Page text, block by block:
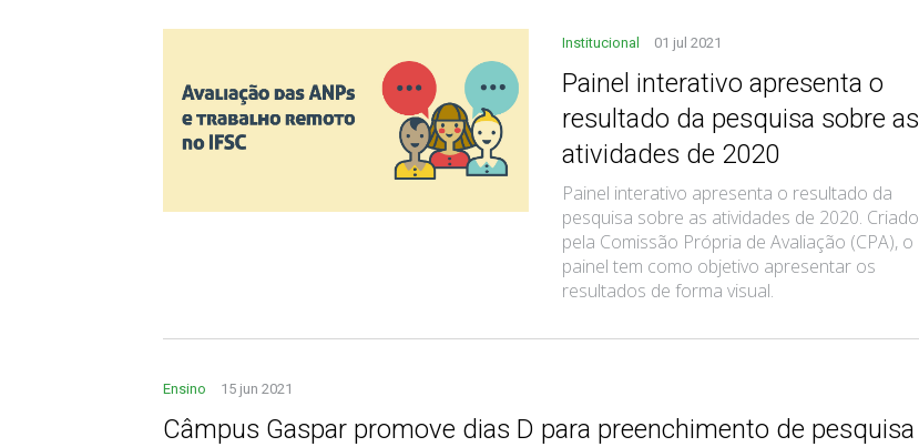
Institucional 01 jul 2021
Painel interativo apresenta o
resultado da pesquisa sobre as
atividades de 2020
Painel interativo apresenta o resultado da
pesquisa sobre as atividades de 2020. Criado
pela Comissão Própria de Avaliação (CPA), o
painel tem como objetivo apresentar os
resultados de forma visual.
Ensino 15 jun 2021
Câmpus Gaspar promove dias D para preenchimento de pesquisa